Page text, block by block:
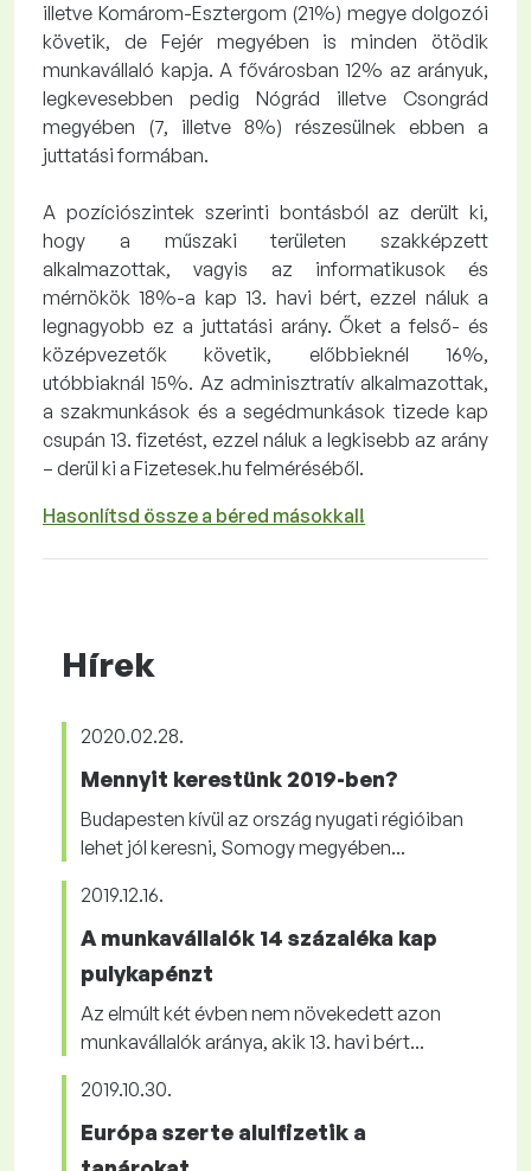
illetve Komárom-Esztergom (21%) megye dolgozói
követik, de Fejér megyében is minden ötödik
munkavállaló kapja. A fővárosban 12% az arányuk,
legkevesebben pedig Nógrád illetve Csongrád
megyében (7, illetve 8%) részesülnek ebben a
juttatási formában.
A pozíciószintek szerinti bontásból az derült ki,
hogy a műszaki területen szakképzett
alkalmazottak, vagyis az informatikusok és
mérnökök 18%-a kap 13. havi bért, ezzel náluk a
legnagyobb ez a juttatási arány. Őket a felső- és
középvezetők követik, előbbieknél 16%,
utóbbiaknál 15%. Az adminisztratív alkalmazottak,
a szakmunkások és a segédmunkások tizede kap
csupán 13. fizetést, ezzel náluk a legkisebb az arány
– derül ki a Fizetesek.hu felméréséből.
Hasonlítsd össze a béred másokkal!
Hírek
2020.02.28.
Mennyit kerestünk 2019-ben?
Budapesten kívül az ország nyugati régióiban
lehet jól keresni, Somogy megyében...
2019.12.16.
A munkavállalók 14 százaléka kap
pulykapénzt
Az elmúlt két évben nem növekedett azon
munkavállalók aránya, akik 13. havi bért...
2019.10.30.
Európa szerte alulfizetik a